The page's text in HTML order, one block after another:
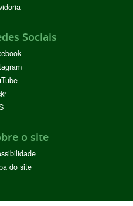
Sociais
o site
do site